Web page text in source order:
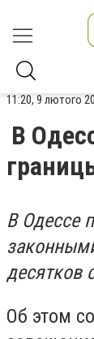
11:20, 9 лютого
В
В Одессе
десятков
Об этом